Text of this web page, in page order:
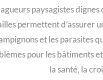
paysagistes
permettent d’assurer
et les parasites
pour les bâtiments
la santé, la